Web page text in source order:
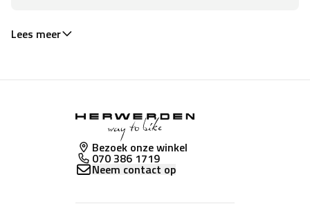
Lees meer
Bezoek onze winkel
070 386 1719
Neem contact op